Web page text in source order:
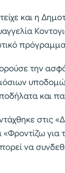
και η
την
και
στις
για
να